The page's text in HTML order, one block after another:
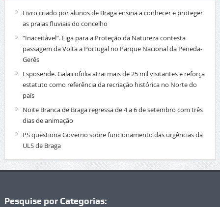
Livro criado por alunos de Braga ensina a conhecer e proteger
as praias fluviais do concelho
“Inaceitável”. Liga para a Proteção da Natureza contesta
passagem da Volta a Portugal no Parque Nacional da Peneda-
Gerês
Esposende. Galaicofolia atrai mais de 25 mil visitantes e reforça
estatuto como referência da recriação histórica no Norte do
país
Noite Branca de Braga regressa de 4 a 6 de setembro com três
dias de animação
PS questiona Governo sobre funcionamento das urgências da
ULS de Braga
Pesquise por Categorias: